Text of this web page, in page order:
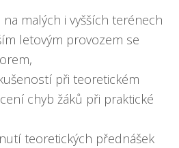
malých i vyšších terénech
letovým provozem se
při teoretickém
chyb žáků při praktické
teoretických přednášek